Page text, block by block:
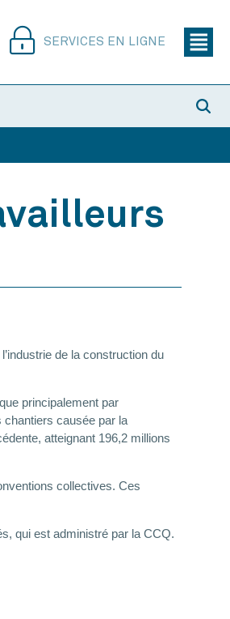
SERVICES EN LIGNE
de la construction du
principalement par
chantiers causée par la
atteignant 196,2 millions
collectives. Ces
qui est administré par la CCQ.